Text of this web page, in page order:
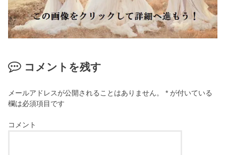
コメントを残す
メールアドレスが公開されることはありません。 * が付いている
欄は必須項目です
コメント